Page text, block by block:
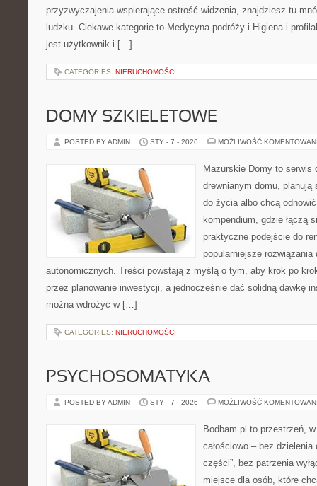
przyzwyczajenia wspierające ostrość widzenia, znajdziesz tu
ludzku. Ciekawe kategorie to Medycyna podróży i Higiena i
jest użytkownik i […]
CATEGORIES: NIERUCHOMOŚCI
DOMY SZKIELETOWE
POSTED BY ADMIN STY - 7 - 2026 MOŻLIWOŚĆ
Mazurskie Domy to serwis
drewnianym domu, planują
do życia albo chcą
kompendium, gdzie łączą
praktyczne podejście do
popularniejsze rozwiązania
autonomicznych. Treści powstają z myślą o tym, aby krok po
przez planowanie inwestycji, a jednocześnie dać solidną dawkę
można wdrożyć w […]
CATEGORIES: NIERUCHOMOŚCI
PSYCHOSOMATYKA
POSTED BY ADMIN STY - 7 - 2026 MOŻLIWOŚĆ
Bodbam.pl to przestrzeń,
całościowo – bez dzielenia
części”, bez patrzenia
miejsce dla osób, które